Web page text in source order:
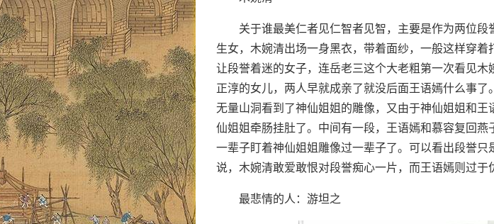
关于谁最美仁者见仁智者见智，主要是作为两位
生女，木婉清出场一身黑衣，带着面纱，一般这样穿
让段誉着迷的女子，连岳老三这个大老粗第一次看见
正淳的女儿，两人早就成亲了就没后面王语嫣什么事
无量山洞看到了神仙姐姐的雕像，又由于神仙姐姐和
仙姐姐牵肠挂肚了。中间有一段，王语嫣和慕容复回
一辈子盯着神仙姐姐雕像过一辈子了。可以看出段誉
说，木婉清敢爱敢恨对段誉痴心一片，而王语嫣则过于
最悲情的人：游坦之